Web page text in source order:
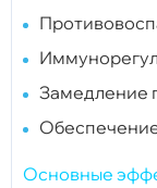
Замедление
Основные